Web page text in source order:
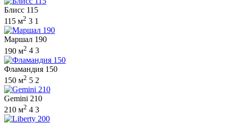
Блисс 115
115 м2 3 1
Маршал 190
190 м2 4 3
Фламандия 150
150 м2 5 2
Gemini 210
210 м2 4 3